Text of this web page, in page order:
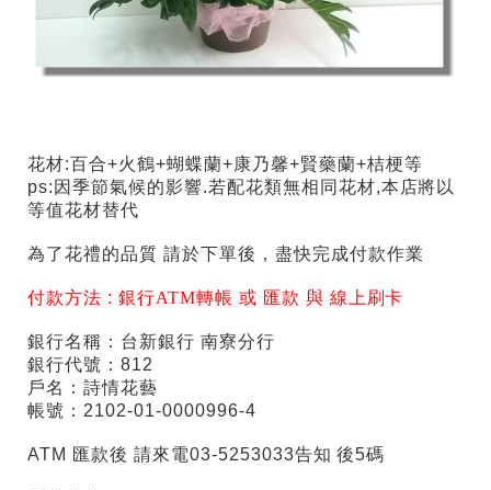
花材:百合+火鶴+蝴蝶蘭+康乃馨+賢藥蘭+桔梗等
ps:因季節氣候的影響.若配花類無相同花材,本店將以
等值花材替代
為了花禮的品質 請於下單後，盡快完成付款作業
付款方法 :銀行ATM轉帳 或 匯款 與 線上刷卡
銀行名稱：台新銀行 南寮分行
銀行代號：812
戶名：詩情花藝
帳號：2102-01-0000996-4
ATM 匯款後 請來電03-5253033告知 後5碼